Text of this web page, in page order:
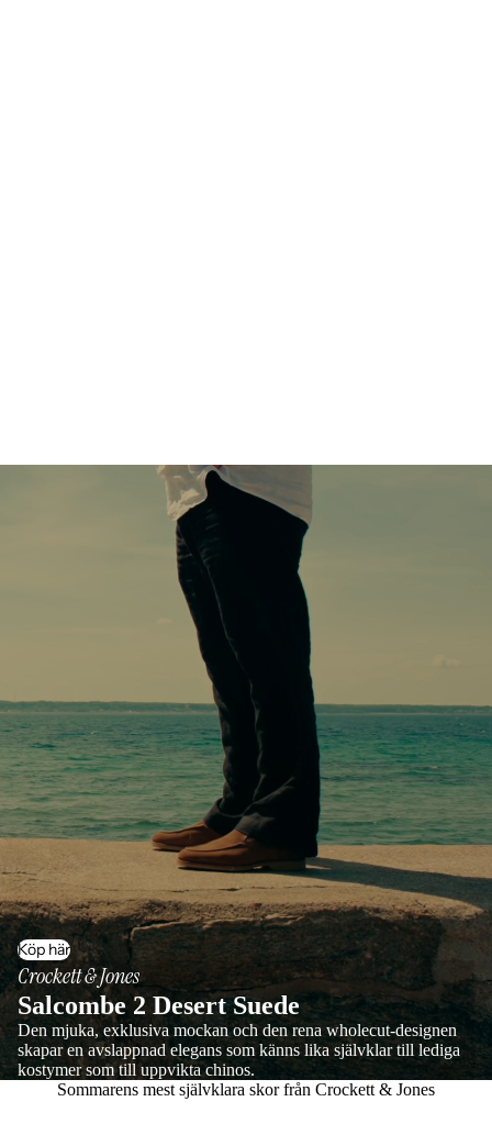
Köp här
Crockett & Jones
Salcombe 2 Desert Suede
Den mjuka, exklusiva mockan och den rena wholecut-designen
skapar en avslappnad elegans som känns lika självklar till lediga
kostymer som till uppvikta chinos.
Sommarens mest självklara skor från Crockett & Jones